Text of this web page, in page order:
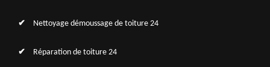
Nettoyage démoussage de toiture 24
Réparation de toiture 24